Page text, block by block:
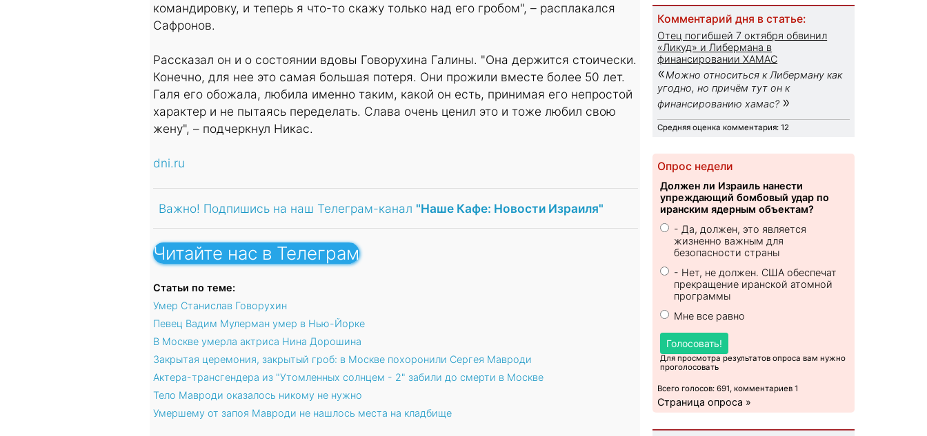
командировку, и теперь я что-то скажу только над его гробом", – расплакался
Сафронов.
Рассказал он и о состоянии вдовы Говорухина Галины. "Она держится стоически.
Конечно, для нее это самая большая потеря. Они прожили вместе более 50 лет.
Галя его обожала, любила именно таким, какой он есть, принимая его непростой
характер и не пытаясь переделать. Слава очень ценил это и тоже любил свою
жену", – подчеркнул Никас.
dni.ru
Важно! Подпишись на наш Телеграм-канал "Наше Кафе: Новости Израиля"
Читайте нас в Телеграм
Статьи по теме:
Умер Станислав Говорухин
Певец Вадим Мулерман умер в Нью-Йорке
В Москве умерла актриса Нина Дорошина
Закрытая церемония, закрытый гроб: в Москве похоронили Сергея Мавроди
Актера-трансгендера из "Утомленных солнцем - 2" забили до смерти в Москве
Тело Мавроди оказалось никому не нужно
Умершему от запоя Мавроди не нашлось места на кладбище
Комментарий дня в статье:
Отец погибшей 7 октября обвинил
«Ликуд» и Либермана в
финансировании ХАМАС
«Можно относиться к Либерману как
угодно, но причём тут он к
финансированию хамас? »
Средняя оценка комментария: 12
Опрос недели
Должен ли Израиль нанести
упреждающий бомбовый удар по
иранским ядерным объектам?
- Да, должен, это является
жизненно важным для
безопасности страны
- Нет, не должен. США обеспечат
прекращение иранской атомной
программы
Мне все равно
Голосовать!
Для просмотра результатов опроса вам нужно
проголосовать
Всего голосов: 691, комментариев 1
Страница опроса »